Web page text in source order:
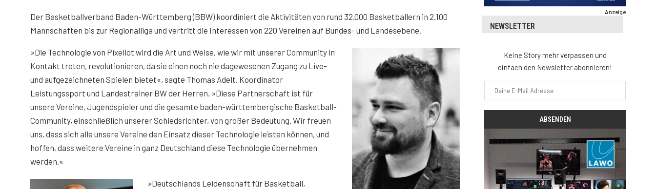
Der Basketballverband Baden-Württemberg (BBW) koordiniert die Aktivitäten von rund 32.000 Basketballern in 2.100
Mannschaften bis zur Regionalliga und vertritt die Interessen von 220 Vereinen auf Bundes- und Landesebene.
»Die Technologie von Pixellot wird die Art und Weise, wie wir mit unserer Community in
Kontakt treten, revolutionieren, da sie einen noch nie dagewesenen Zugang zu Live-
und aufgezeichneten Spielen bietet«, sagte Thomas Adelt, Koordinator
Leistungssport und Landestrainer BW der Herren. »Diese Partnerschaft ist für
unsere Vereine, Jugendspieler und die gesamte baden-württembergische Basketball-
Community, einschließlich unserer Schiedsrichter, von großer Bedeutung. Wir freuen
uns, dass sich alle unsere Vereine den Einsatz dieser Technologie leisten können, und
hoffen, dass weitere Vereine in ganz Deutschland diese Technologie übernehmen
werden.«
»Deutschlands Leidenschaft für Basketball,
Anzeige
NEWSLETTER
Keine Story mehr verpassen und
einfach den Newsletter abonnieren!